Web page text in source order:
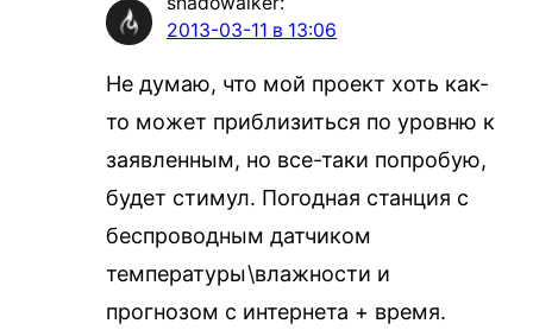
2013-03-11 в 13:06
Не думаю, что мой проект хоть как-
то может приблизиться по уровню к
заявленным, но все-таки попробую,
будет стимул. Погодная станция с
беспроводным датчиком
температуры\влажности и
прогнозом с интернета + время.